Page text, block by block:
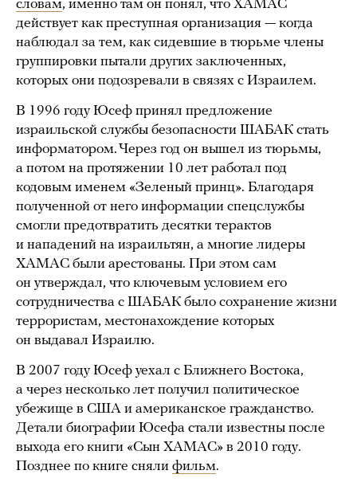
словам, именно там он понял, что ХАМАС
действует как преступная организация — когда
наблюдал за тем, как сидевшие в тюрьме члены
группировки пытали других заключенных,
которых они подозревали в связях с Израилем.
В 1996 году Юсеф принял предложение
израильской службы безопасности ШАБАК стать
информатором. Через год он вышел из тюрьмы,
а потом на протяжении 10 лет работал под
кодовым именем «Зеленый принц». Благодаря
полученной от него информации спецслужбы
смогли предотвратить десятки терактов
и нападений на израильтян, а многие лидеры
ХАМАС были арестованы. При этом сам
он утверждал, что ключевым условием его
сотрудничества с ШАБАК было сохранение жизни
террористам, местонахождение которых
он выдавал Израилю.
В 2007 году Юсеф уехал с Ближнего Востока,
а через несколько лет получил политическое
убежище в США и американское гражданство.
Детали биографии Юсефа стали известны после
выхода его книги «Сын ХАМАС» в 2010 году.
Позднее по книге сняли фильм.